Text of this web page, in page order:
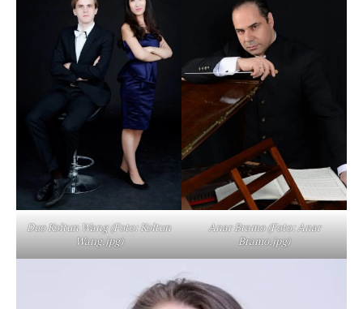
Duo Koltun Wang (Foto: Koltun
Wang.jpg)
Anar Bramo (Foto: Anar
Bramo.jpg)